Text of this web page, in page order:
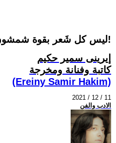
ليس كل شَعر بقوة شمشون يا أبشالوم!
إيرينى سمير حكيم
كاتبة وفنانة ومخرجة
(Ereiny Samir Hakim)
2021 / 12 / 11
الادب والفن